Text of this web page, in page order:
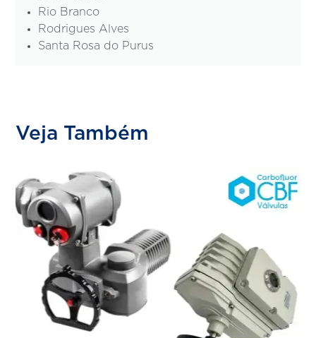
Rio Branco
Rodrigues Alves
Santa Rosa do Purus
Veja Também